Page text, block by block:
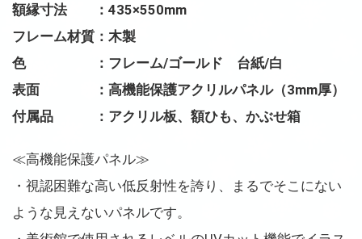
額縁寸法 ：435×550mm
フレーム材質：木製
色 ：フレーム/ゴールド 台紙/白
表面 ：高機能保護アクリルパネル（3mm厚）
付属品 ：アクリル板、額ひも、かぶせ箱
≪高機能保護パネル≫
・視認困難な高い低反射性を誇り、まるでそこにない
ような見えないパネルです。